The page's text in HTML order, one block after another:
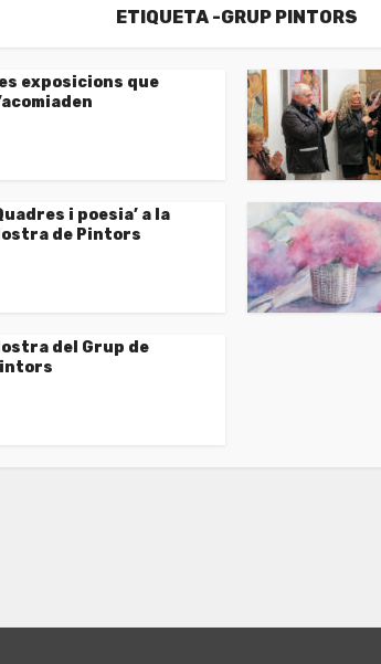
ETIQUETA -GRUP PINTORS
exposicions que
i poesia’ a la
de Pintors
del Grup de